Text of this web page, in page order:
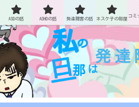
ASDとADHDの旦那との
ASDの話 ADHDの話 発達障害の話 ネスケ子の部屋
コミ